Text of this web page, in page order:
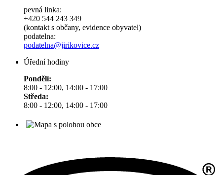
pevná linka:
+420 544 243 349
(kontakt s občany, evidence obyvatel)
podatelna:
podatelna@jirikovice.cz
Úřední hodiny
Pondělí:
8:00 - 12:00, 14:00 - 17:00
Středa:
8:00 - 12:00, 14:00 - 17:00